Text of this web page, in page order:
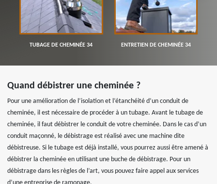
TUBAGE DE CHEMINÉE 34 ENTRETIEN DE CHEMINÉE 34
Quand débistrer une cheminée ?
Pour une amélioration de l’isolation et l’étanchéité d’un conduit de
cheminée, il est nécessaire de procéder à un tubage. Avant le tubage de
cheminée, il faut débistrer le conduit de votre cheminée. Dans le cas d’un
conduit maçonné, le débistrage est réalisé avec une machine dite
débistreuse. Si le tubage est déjà installé, vous pourrez aussi être amené à
débistrer la cheminée en utilisant une buche de débistrage. Pour un
débistrage dans les règles de l’art, vous pouvez faire appel aux services